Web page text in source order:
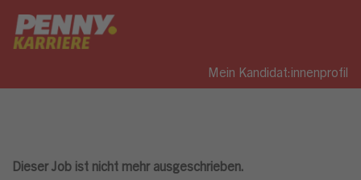
Mein Kandidat:innenprofil
Dieser Job ist nicht mehr ausgeschrieben.